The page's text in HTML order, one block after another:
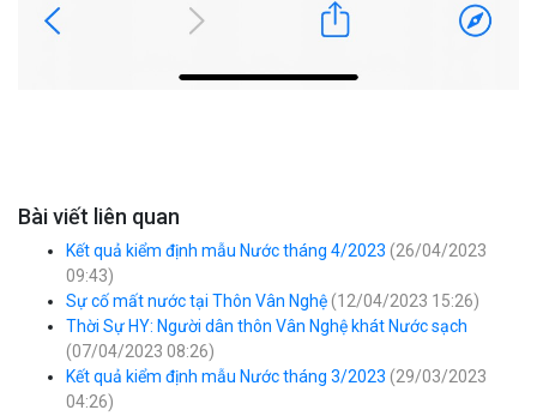
Bài viết liên quan
Kết quả kiểm định mẫu Nước tháng 4/2023 (26/04/2023
09:43)
Sự cố mất nước tại Thôn Vân Nghệ(12/04/2023 15:26)
Thời Sự HY: Người dân thôn Vân Nghệ khát Nước sạch
(07/04/2023 08:26)
Kết quả kiểm định mẫu Nước tháng 3/2023 (29/03/2023
04:26)